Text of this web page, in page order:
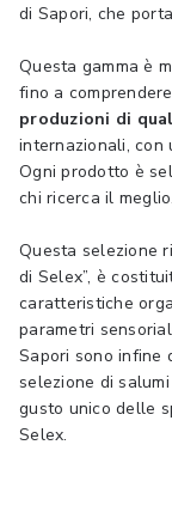
di Sapori, che
Questa gamma è
fino a
produzioni di
internazionali, con
Ogni prodotto è
chi ricerca il
Questa selezione
di Selex”, è
caratteristiche
parametri
Sapori sono infine
selezione di
gusto unico delle
Selex.